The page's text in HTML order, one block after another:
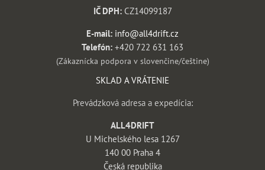
IČ DPH:CZ14099187
E-mail: info@all4drift.cz
Telefón: +420 722 631 163
(Zákaznícka podpora v slovenčine/češtine)
SKLAD A VRÁTENIE
Prevádzková adresa a expedícia:
ALL4DRIFT
U Michelského lesa 1267
140 00 Praha 4
Česká republika